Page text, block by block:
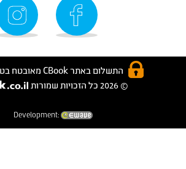
התשלום באתר CBook מאובטח בטכנולוגית SSL
© 2026 כל הזכויות שמורות
Development: